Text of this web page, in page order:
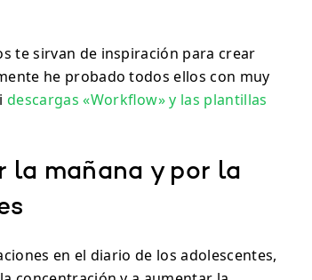
te sirvan de inspiración para crear
he probado todos ellos con muy
descargas «Workflow» y las plantillas
la mañana y por la
en el diario de los adolescentes,